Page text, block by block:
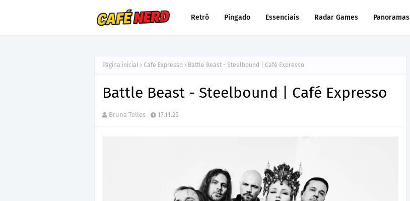
Retrô Pingado Essenciais Radar Games Panoramas
Página inicial Cafe Expresso Battle Beast - Steelbound | Café Expresso
Battle Beast - Steelbound | Café Expresso
Bruna Telles 17.11.25